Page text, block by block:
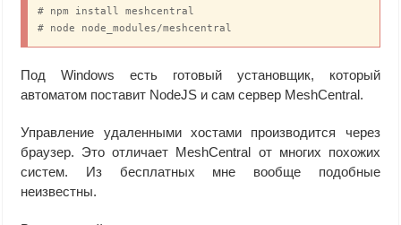
# npm install meshcentral
# node node_modules/meshcentral
Под Windows есть готовый установщик, который
автоматом поставит NodeJS и сам сервер MeshCentral.
Управление удаленными хостами производится через
браузер. Это отличает MeshCentral от многих похожих
систем. Из бесплатных мне вообще подобные
неизвестны.